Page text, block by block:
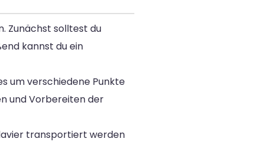
Zunächst solltest du
kannst du ein
um verschiedene Punkte
und Vorbereiten der
transportiert werden